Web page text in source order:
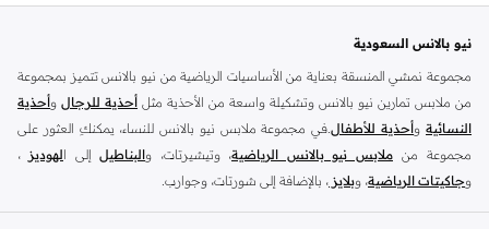
نيو بالانس السعودية
مجموعة نمشي المنسقة بعناية من الأساسيات الرياضية من نيو بالانس تتميز بمجموعة
من ملابس تمارين نيو بالانس وتشكيلة واسعة من الأحذية مثل أحذية للرجال وأحذية
النسائية وأحذية للأطفال .في مجموعة ملابس نيو بالانس للنساء، يمكنكِ العثور على
مجموعة من ملابس نيو بالانس الرياضية، وتيشيرتات، والبناطيل إلى الهوديز ،
وجاكيتات الرياضية، وبلايز ، بالإضافة إلى شورتات، وجوارب.
تسوقأزياء الرجال من نيو بالانسللملابس المناسبة للتمرين مثلالملابس الرياضية